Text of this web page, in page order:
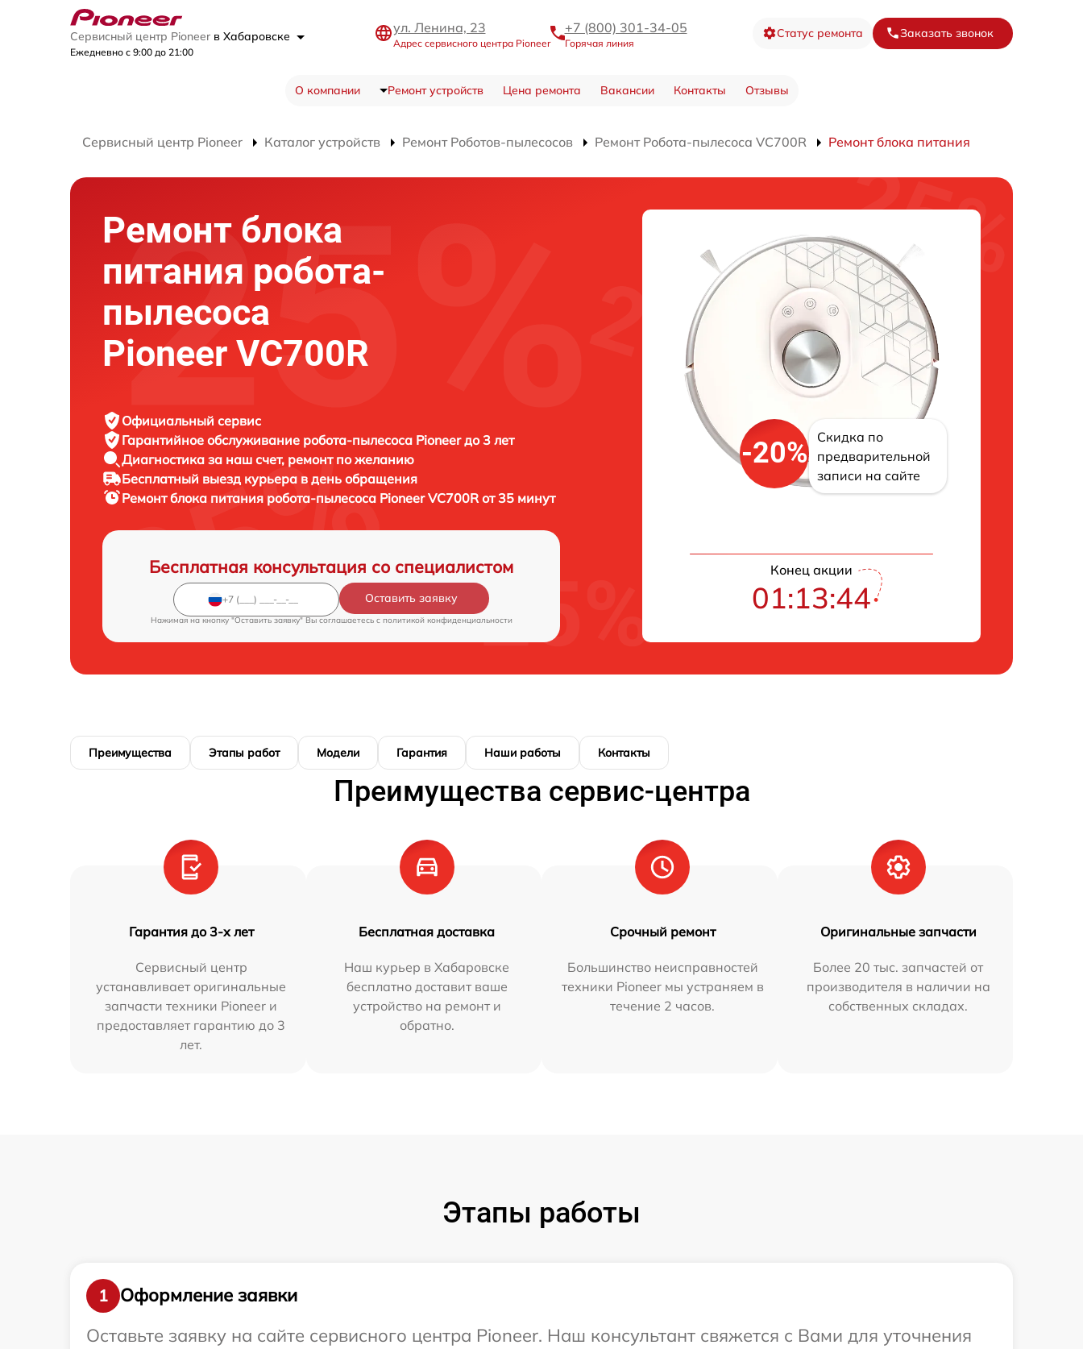
Сервисный центр Pioneer в Хабаровске
Ежедневно с 9:00 до 21:00
ул. Ленина, 23
Адрес сервисного центра Pioneer
+7 (800) 301-34-05
Горячая линия
Статус ремонта Заказать звонок
О компании Ремонт устройств Цена ремонта Вакансии Контакты Отзывы
Сервисный центр Pioneer Каталог устройств Ремонт Роботов-пылесосов Ремонт Робота-пылесоса VC700R Ремонт блока питания
Ремонт блока
питания робота-
пылесоса
Pioneer VC700R
Официальный сервис
Гарантийное обслуживание робота-пылесоса Pioneer до 3 лет
Диагностика за наш счет, ремонт по желанию
Бесплатный выезд курьера в день обращения
Ремонт блока питания робота-пылесоса Pioneer VC700R от 35 минут
Бесплатная консультация со специалистом
Оставить заявку
Нажимая на кнопку "Оставить заявку" Вы соглашаетесь c политикой конфиденциальности
-20%
Скидка по
предварительной
записи на сайте
Конец акции
01:13:43
Преимущества Этапы работ Модели Гарантия Наши работы Контакты
Преимущества сервис-центра
Гарантия до 3-х лет
Сервисный центр
устанавливает оригинальные
запчасти техники Pioneer и
предоставляет гарантию до 3
лет.
Бесплатная доставка
Наш курьер в Хабаровске
бесплатно доставит ваше
устройство на ремонт и
обратно.
Срочный ремонт
Большинство неисправностей
техники Pioneer мы устраняем в
течение 2 часов.
Оригинальные запчасти
Более 20 тыс. запчастей от
производителя в наличии на
собственных складах.
Этапы работы
1
Оформление заявки
Оставьте заявку на сайте сервисного центра Pioneer. Наш консультант свяжется с Вами для уточнения